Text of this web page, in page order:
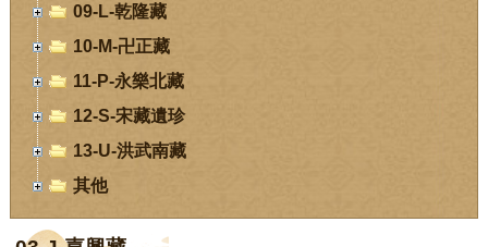
09-L-乾隆藏
10-M-卍正藏
11-P-永樂北藏
12-S-宋藏遺珍
13-U-洪武南藏
其他